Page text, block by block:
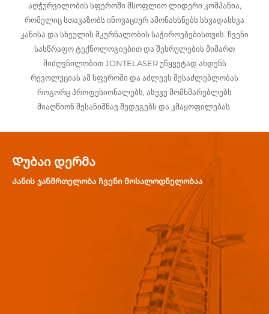
აღჭურვილობის სფეროში მსოფლიო ლიდერი კომპანია,
რომელიც სთავაზობს ინოვაციურ ამონახსნებს სხვადასხვა
კანისა და სხეულის მკურნალობის საჭიროებებისთვის. ჩვენი
სასწრაფო ტექნოლოგიებით და შესრულების მიმართ
მიძღვნილობით JONTELASER უწყვეტად ახდენს
რევოლუციას ამ სფეროში და აძლევს შესაძლებლობას
როგორც პროფესიონალებს, ასევე მომხმარებლებს
მიაღწიონ შესანიშნავ შედეგებს და კმაყოფილებას.
Დუბაი Დერმა
Კანის ჯანმრთელობა ჩვენი მოსალოდნელობაა